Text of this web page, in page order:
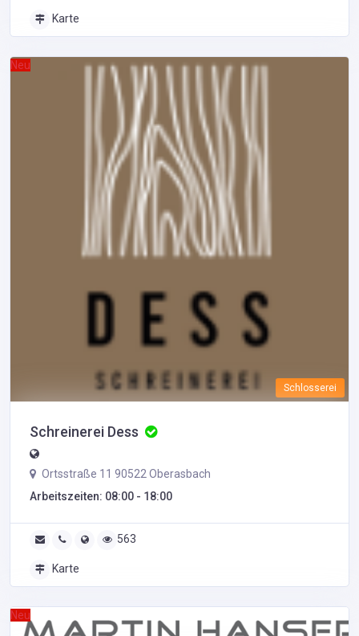
Karte
Neu
Schlosserei
Schreinerei Dess
Ortsstraße 11 90522 Oberasbach
Arbeitszeiten: 08:00 - 18:00
563
Karte
Neu